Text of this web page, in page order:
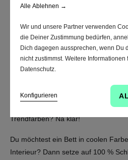
Ein Polster
Schlafen?
das Vanmade® Schlafpolster die
Komfort in Verbindung mit coolen
Trendfarben? Na klar!
Du möchtest ein Bett in coolen
Interieur? Dann setze auf 100 %
Alle Ablehnen →
Wir und unsere Partner verwenden
die Deiner Zustimmung bedürfen,
Dich dagegen aussprechen, wenn Du
nicht zustimmst. Weitere Informationen
Datenschutz.
Konfigurieren